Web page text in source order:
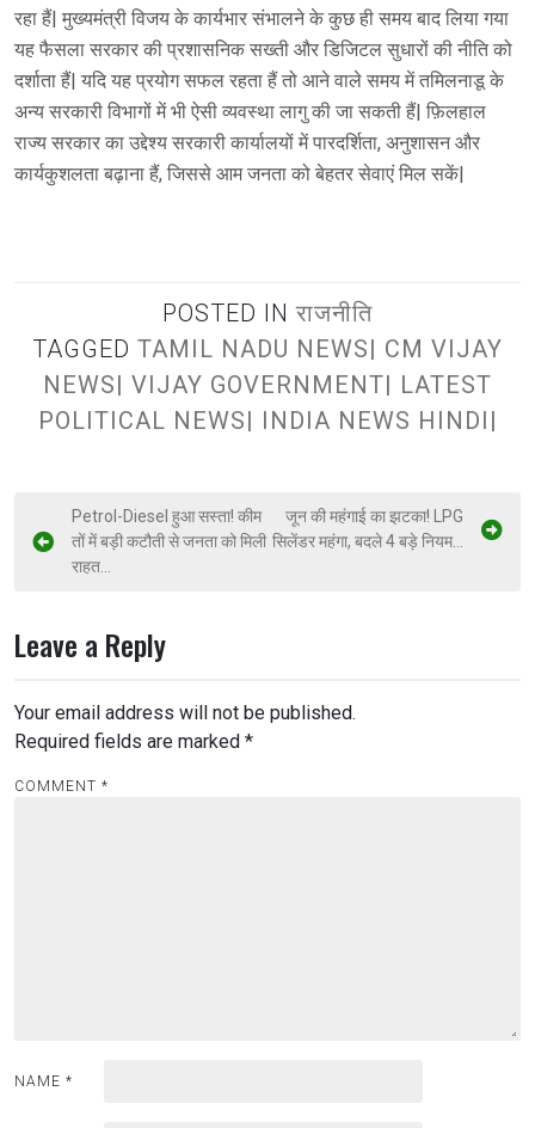
रहा हैं| मुख्यमंत्री विजय के कार्यभार संभालने के कुछ ही समय बाद लिया गया
यह फैसला सरकार की प्रशासनिक सख्ती और डिजिटल सुधारों की नीति को
दर्शाता हैं| यदि यह प्रयोग सफल रहता हैं तो आने वाले समय में तमिलनाडू के
अन्य सरकारी विभागों में भी ऐसी व्यवस्था लागु की जा सकती हैं| फ़िलहाल
राज्य सरकार का उद्देश्य सरकारी कार्यालयों में पारदर्शिता, अनुशासन और
कार्यकुशलता बढ़ाना हैं, जिससे आम जनता को बेहतर सेवाएं मिल सकें|
POSTED INराजनीति
TAGGED TAMIL NADU NEWS| CM VIJAY
NEWS| VIJAY GOVERNMENT| LATEST
POLITICAL NEWS| INDIA NEWS HINDI|
Petrol-Diesel हुआ सस्ता! कीम
तों में बड़ी कटौती से जनता को मिली
राहत…
जून की महंगाई का झटका! LPG
सिलेंडर महंगा, बदले 4 बड़े नियम…
Leave a Reply
Your email address will not be published.
Required fields are marked *
COMMENT *
NAME *